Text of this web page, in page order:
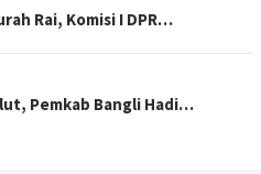
Rai, Komisi I DPR…
Pemkab Bangli Hadi…